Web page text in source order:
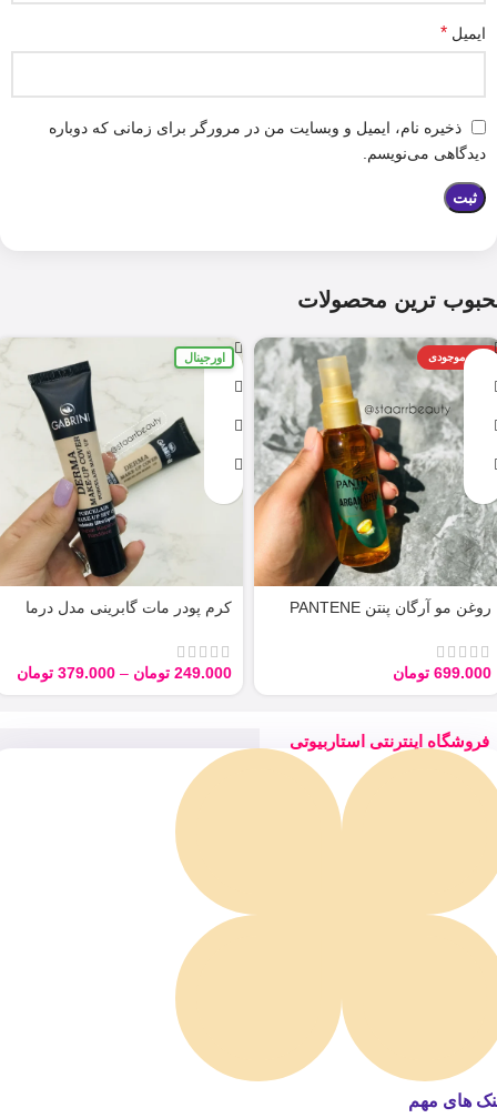
ایمیل *
ذخیره نام، ایمیل و وبسایت من در مرورگر برای زمانی که دوباره
دیدگاهی می‌نویسم.
ترین محصولات
اتمام موجودی
روغن مو آرگان پنتن PANTENE
699.000 تومان
اورجینال
کرم پودر مات گابرینی مدل درما
249.000 تومان –
379.000 تومان
فروشگاه اینترنتی استاربیوتی
های مهم